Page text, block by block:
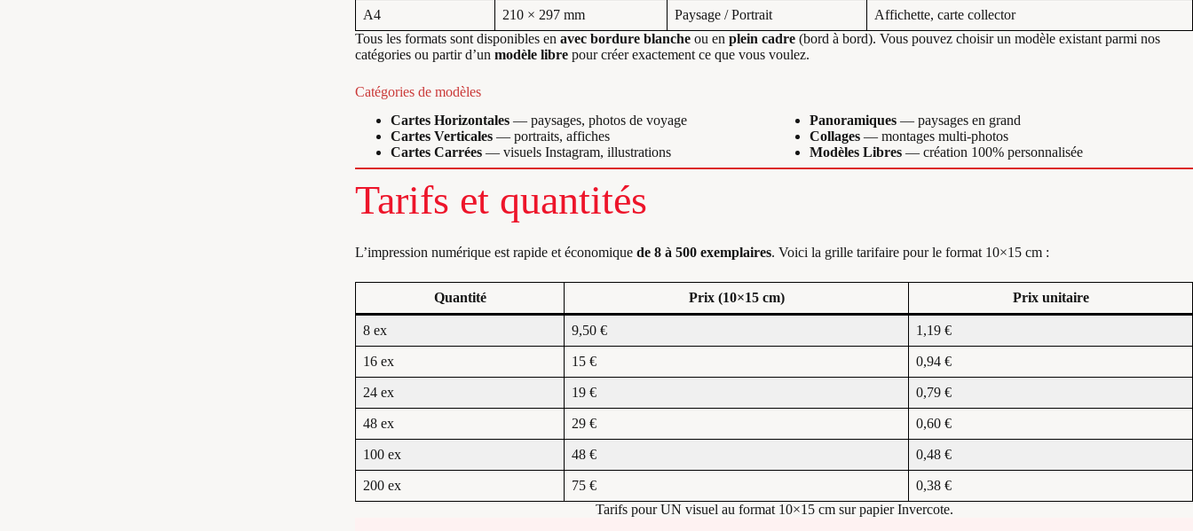
A4 210 × 297 mm Paysage / Portrait
Affichette, carte collector
Tous les formats sont disponibles en avec bordure blanche ou en plein cadre (bord à bord). Vous pouvez choisir un modèle existant parmi nos
catégories ou partir d’un modèle libre pour créer exactement ce que vous voulez.
Catégories de modèles
Cartes Horizontales — paysages, photos de voyage
Cartes Verticales — portraits, affiches
Cartes Carrées — visuels Instagram, illustrations
Panoramiques — paysages en grand
Collages — montages multi-photos
Modèles Libres — création 100% personnalisée
Tarifs et quantités
L’impression numérique est rapide et économique de 8 à 500 exemplaires. Voici la grille tarifaire pour le format 10×15 cm :
Quantité Prix (10×15 cm) Prix unitaire
8 ex 9,50 € 1,19 €
16 ex 15 € 0,94 €
24 ex 19 € 0,79 €
48 ex 29 € 0,60 €
100 ex 48 € 0,48 €
200 ex 75 €
0,38 €
Tarifs pour UN visuel au format 10×15 cm sur papier Invercote.